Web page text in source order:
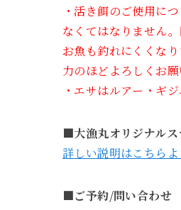
・活き餌のご使用に
なくてはなりません
お魚も釣れにくくな
力のほどよろしくお願
・エサはルアー・ギ
■大漁丸オリジナル
詳しい説明はこちらよ
■ご予約/問い合わせ